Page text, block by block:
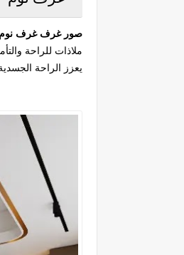
صور غرف غرف نوم 2025
يعزز الراحة